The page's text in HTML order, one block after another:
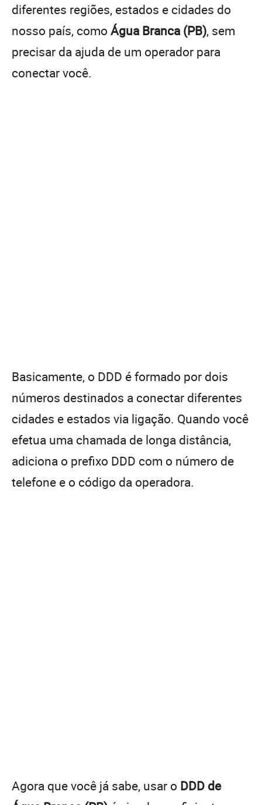
diferentes regiões, estados e cidades do
nosso país, como Água Branca (PB), sem
precisar da ajuda de um operador para
conectar você.
Basicamente, o DDD é formado por dois
números destinados a conectar diferentes
cidades e estados via ligação. Quando você
efetua uma chamada de longa distância,
adiciona o prefixo DDD com o número de
telefone e o código da operadora.
Agora que você já sabe, usar o DDD de